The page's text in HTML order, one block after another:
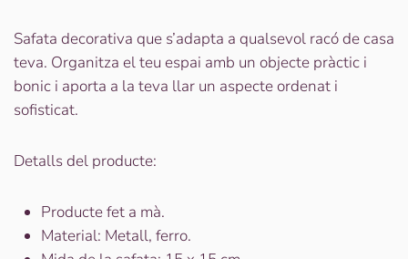
Safata decorativa que s’adapta a qualsevol racó de casa
teva. Organitza el teu espai amb un objecte pràctic i
bonic i aporta a la teva llar un aspecte ordenat i
sofisticat.
Detalls del producte:
Producte fet a mà.
Material: Metall, ferro.